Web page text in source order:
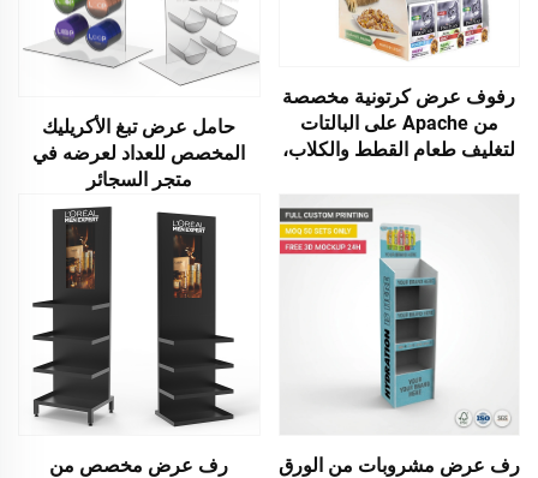
حامل عرض تبغ الأكريليك
المخصص للعداد لعرضه في
متجر السجائر
رفوف عرض كرتونية مخصصة
من Apache على البالتات
لتغليف طعام القطط والكلاب،
التجزئة
رف عرض مخصص من
رف عرض مشروبات من الورق